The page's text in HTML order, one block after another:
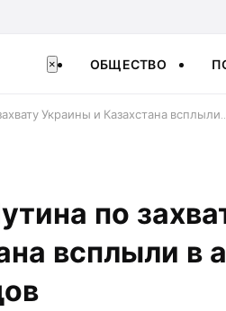
× ОБЩЕСТВО
Украины и Казахстана
по
всплыли